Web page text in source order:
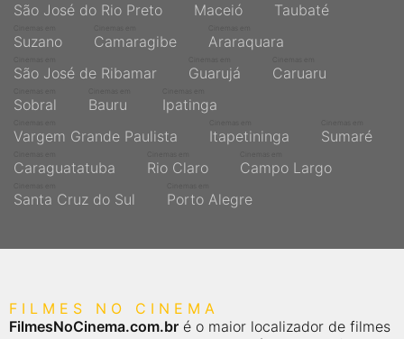
São José do Rio Preto Maceió Taubaté
Suzano Camaragibe Araraquara
São José de Ribamar Guarujá Caruaru
Sobral Bauru Ipatinga
Vargem Grande Paulista Itapetininga Sumaré
Caraguatatuba Rio Claro Campo Largo
Santa Cruz do Sul Porto Alegre
FILMES NO CINEMA
FilmesNoCinema.com.br é o maior localizador de filmes